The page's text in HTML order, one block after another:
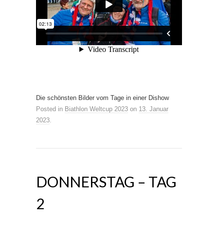
Die schönsten Bilder vom Tage in einer Dishow
Posted in Biathlon Weltcup 2023 on 13. Januar
2023
DONNERSTAG – TAG
2